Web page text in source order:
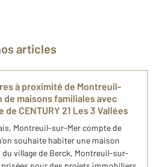
articles
à proximité de Montreuil-
maison​s familiale​s avec
CENTURY 21 ​L​es 3 Vallées
Montreuil-sur-Mer compte de
souhaite habiter une maison
village de Berck, Montreuil-sur-